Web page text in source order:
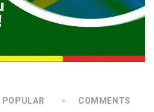
POPULAR COMMENTS